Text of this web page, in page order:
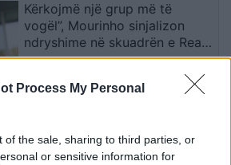
Process My Personal
of the sale, sharing to third parties, or
or sensitive information for
Kërkojmë një grup më të
vogël”, Mourinho sinjalizon
ndryshime në skuadrën e Real
Madridit
ruse njoftojnë për 456 mjete të
rrëzuara dhe dy viktima